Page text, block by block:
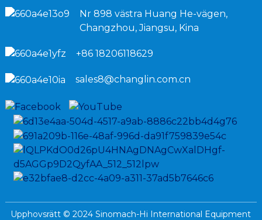
Nr 898 västra Huang He-vägen,
Changzhou, Jiangsu, Kina
+86 18206118629
sales8@changlin.com.cn
Upphovsrätt © 2024 Sinomach-Hi International Equipment